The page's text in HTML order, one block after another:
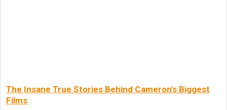
The Insane True Stories Behind Cameron's Biggest
Films